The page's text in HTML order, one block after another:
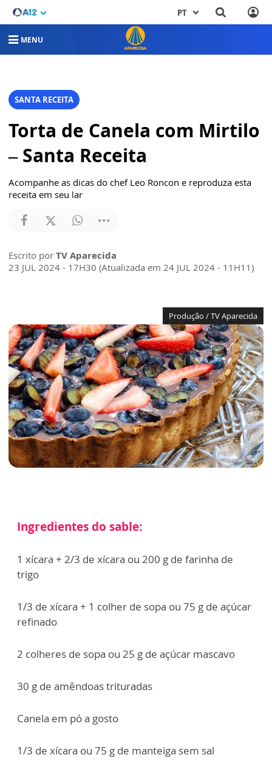
PT
MENU
SANTA RECEITA
Torta de Canela com Mirtilo
– Santa Receita
Acompanhe as dicas do chef Leo Roncon e reproduza esta
receita em seu lar
Escrito por TV Aparecida
23 JUL 2024 - 17H30 (Atualizada em 24 JUL 2024 - 11H11)
Produção / TV Aparecida
Ingredientes do sable:
1 xícara + 2/3 de xícara ou 200 g de farinha de
trigo
1/3 de xícara + 1 colher de sopa ou 75 g de açúcar
refinado
2 colheres de sopa ou 25 g de açúcar mascavo
30 g de amêndoas trituradas
Canela em pó a gosto
1/3 de xícara ou 75 g de manteiga sem sal